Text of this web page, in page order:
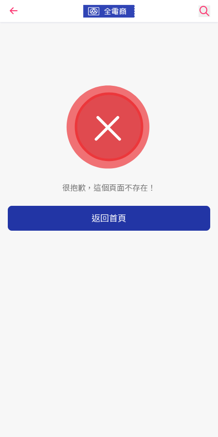
很抱歉，這個頁面不存在！
返回首頁